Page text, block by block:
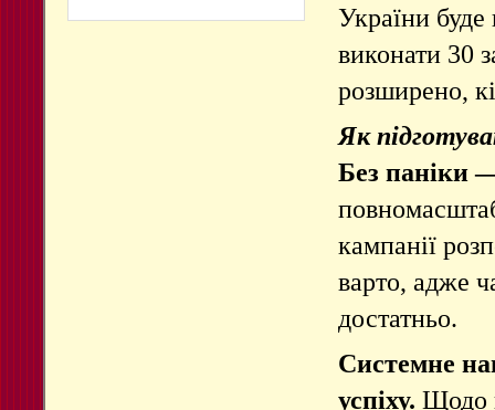
України буде
виконати 30
розширено,
Як
Без паніки
кампанії
варто, адже
достатньо.
Системне
успіху. Щодо